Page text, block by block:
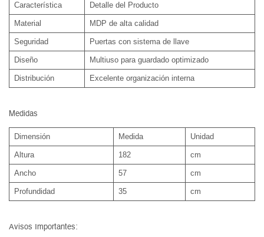
Característica Detalle del Producto
Material MDP de alta calidad
Seguridad Puertas con sistema de llave
Diseño Multiuso para guardado optimizado
Distribución Excelente organización interna
Medidas
Dimensión Medida Unidad
Altura 182 cm
Ancho 57 cm
Profundidad 35 cm
Avisos Importantes: